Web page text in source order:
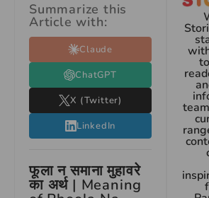
Summarize this
Article with:
Claude
ChatGPT
X (Twitter)
LinkedIn
फूला न समाना मुहावरे
का अर्थ | Meaning